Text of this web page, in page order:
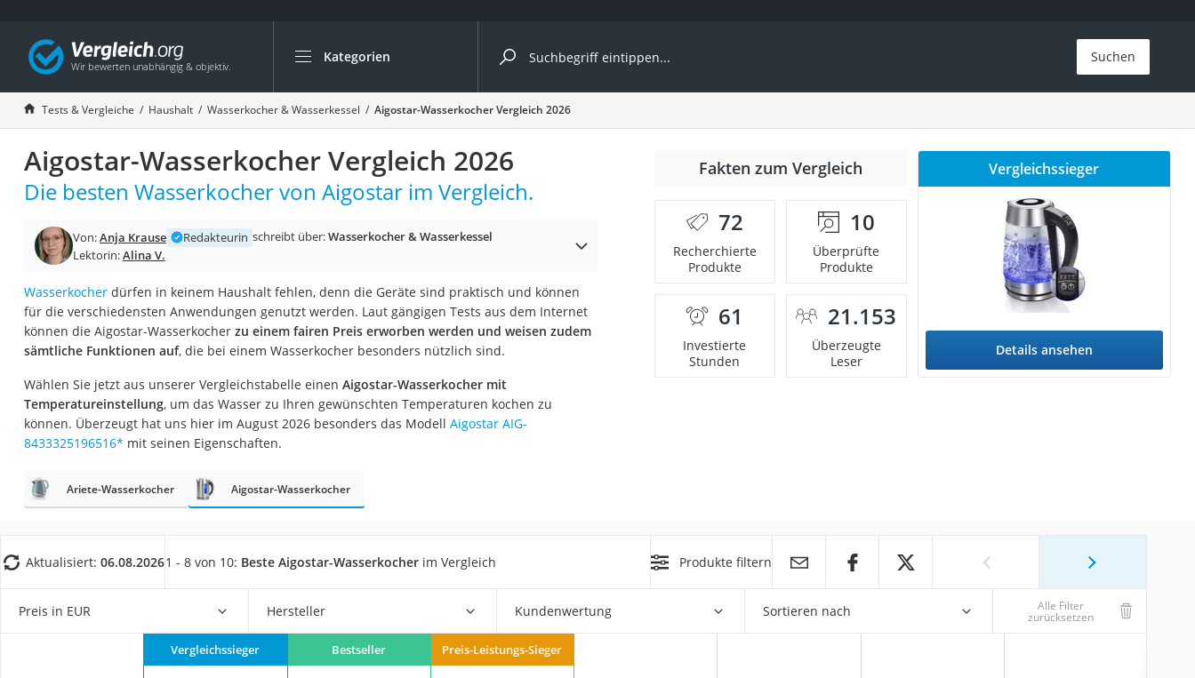
Kategorien
Die beliebtesten Vergleiche nach Kategorie
Haushalt
Wassersprudler
Zentralstaubsauger
Brotbackautomat
Wischroboter
Wäschespinne
Spülmaschinentabs
Akku-Staubsauger
Eierkocher
AEG-Waschmaschine
Saug-Wisch-Roboter
Handstaubsauger
Kondenstrockner
Heißwasserspender
Ecovacs-Saugroboter
Nespresso-Maschine
Messerschärfer
Suchen
Tests & Vergleiche Haushalt Wasserkocher & Wasserkessel Aigostar-Wasserkocher Vergleich 2026
Aigostar-Wasserkocher Vergleich 2026
Die besten Wasserkocher von Aigostar im Vergleich.
Von:Anja Krause Redakteurin schreibt über:Wasserkocher & Wasserkessel
Lektorin:Alina V.
Wasserkocherdürfen in keinem Haushalt fehlen, denn die Geräte sind praktisch und können
für die verschiedensten Anwendungen genutzt werden. Laut gängigen Tests aus dem Internet
können die Aigostar-Wasserkocher zu einem fairen Preis erworben werden und weisen zudem
sämtliche Funktionen auf, die bei einem Wasserkocher besonders nützlich sind.
Wählen Sie jetzt aus unserer Vergleichstabelle einen Aigostar-Wasserkocher mit
Temperatureinstellung, um das Wasser zu Ihren gewünschten Temperaturen kochen zu
können. Überzeugt hat uns hier im August 2026 besonders das Modell Aigostar AIG-
8433325196516* mit seinen Eigenschaften.
Fakten zum Vergleich
72
Recherchierte
Produkte
10
Überprüfte
Produkte
61
Investierte
Stunden
21.153
Überzeugte
Leser
Vergleichssieger
Details ansehen
Ariete-Wasserkocher Aigostar-Wasserkocher
Aktualisiert: 06.08.20261 - 8 von 10: Beste Aigostar-Wasserkocher im Vergleich Produkte filtern
Preis in EUR Hersteller Kundenwertung Sortieren nach Alle Filter
zurücksetzen
Vergleichssieger Bestseller Preis-Leistungs-Sieger